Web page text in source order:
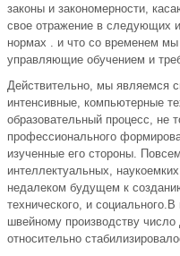
законы и закономерности,
свое отражение в следующих
нормах . и что со временем
управляющие обучением и
Действительно, мы являемся
интенсивные, компьютерные
образовательный процесс, не
профессионального
изученные его стороны.
интеллектуальных,
недалеком будущем к
технического, и
швейному производству число
относительно